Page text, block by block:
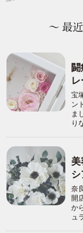
レ
宝
ン
ま
り
美
シ
奈
開
か
ュ